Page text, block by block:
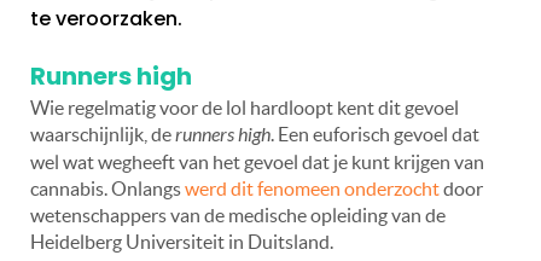
te veroorzaken.
Runners high
Wie regelmatig voor de lol hardloopt kent dit gevoel
waarschijnlijk, derunners high. Een euforisch gevoel dat
wel wat wegheeft van het gevoel dat je kunt krijgen van
cannabis. Onlangswerd dit fenomeen onderzochtdoor
wetenschappers van de medische opleiding van de
Heidelberg Universiteit in Duitsland.